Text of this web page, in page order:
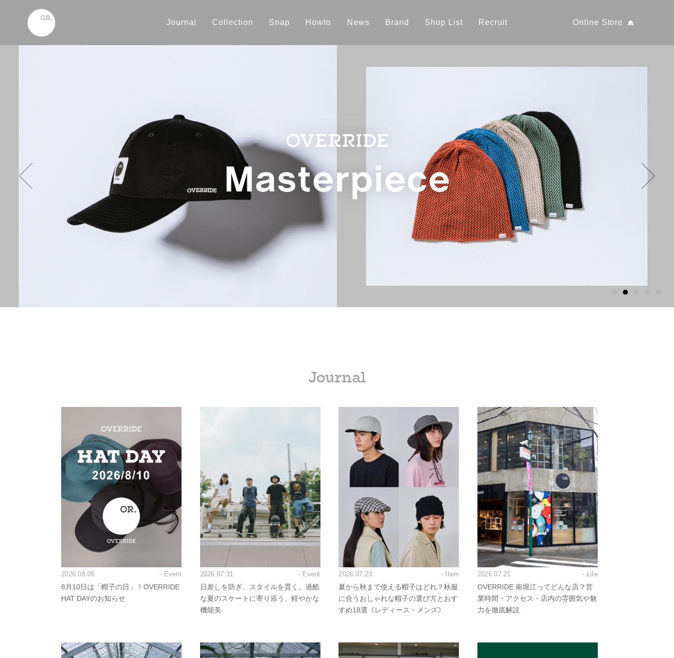
Online Store
Journal Collection Snap Howto News Brand Shop List Recruit
Journal
2026.08.05 - Event
8月10日は「帽子の日」！OVERRIDE
HAT DAYのお知らせ
2026.07.31 - Event
日差しを防ぎ、スタイルを貫く。過酷
な夏のスケートに寄り添う、軽やかな
機能美
2026.07.23 - Item
夏から秋まで使える帽子はどれ？秋服
に合うおしゃれな帽子の選び方とおす
すめ18選《レディース・メンズ》
2026.07.21 - Life
OVERRIDE 南堀江ってどんな店？営
業時間・アクセス・店内の雰囲気や魅
力を徹底解説